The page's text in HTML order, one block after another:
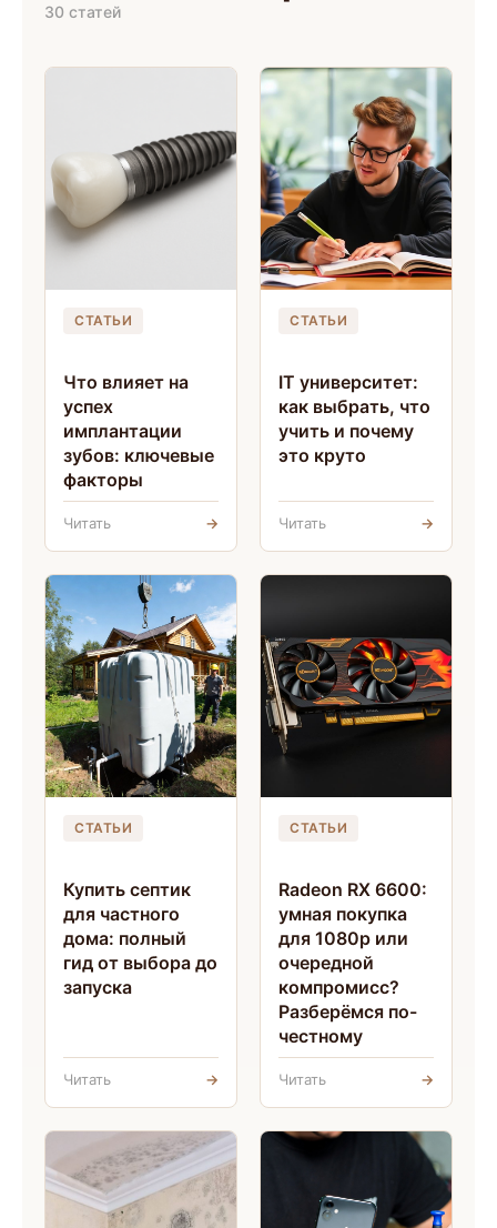
30 статей
СТАТЬИ
Что влияет на
успех
имплантации
зубов: ключевые
факторы
Читать →
СТАТЬИ
IT университет:
как выбрать, что
учить и почему
это круто
Читать →
СТАТЬИ
Купить септик
для частного
дома: полный
гид от выбора до
запуска
Читать →
СТАТЬИ
Radeon RX 6600:
умная покупка
для 1080p или
очередной
компромисс?
Разберёмся по-
честному
Читать →